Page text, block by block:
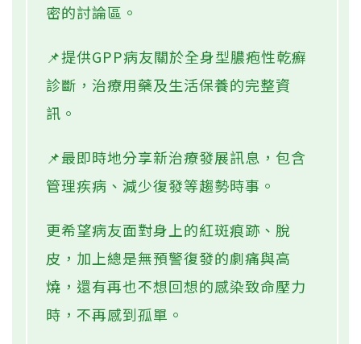
密的討論區。
📌提供GPP病友關於全身型膿疱性乾癬
診斷，治療用藥及生活保養的完整資
訊。
📌最即時地分享新治療發展訊息，包含
管理疾病、減少復發等趨勢時事。
更希望病友面對身上的紅斑痕跡、脫
皮，加上總是無預警復發的劇痛與高
燒，還有再也不想回想的感染致命壓力
時，不再感到孤單。